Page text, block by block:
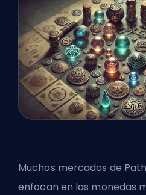
Muchos mercados de
enfocan en las monedas